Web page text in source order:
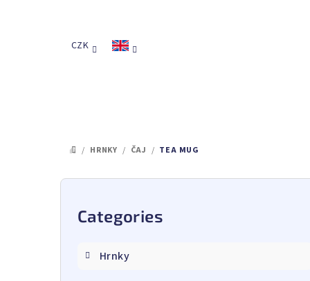
CZK
HOME
/ HRNKY / ČAJ / TEA MUG
S
Skip
categories
Categories
Hrnky